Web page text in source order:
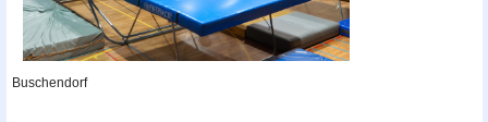
Buschendorf